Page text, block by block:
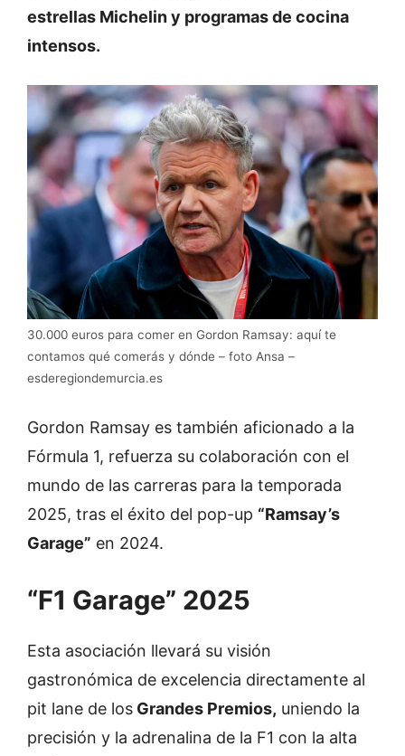
estrellas Michelin y programas de cocina
intensos.
30.000 euros para comer en Gordon Ramsay: aquí te
contamos qué comerás y dónde – foto Ansa –
esderegiondemurcia.es
Gordon Ramsay es también aficionado a la
Fórmula 1, refuerza su colaboración con el
mundo de las carreras para la temporada
2025, tras el éxito del pop-up “Ramsay’s
Garage” en 2024.
“F1 Garage” 2025
Esta asociación llevará su visión
gastronómica de excelencia directamente al
pit lane de los Grandes Premios, uniendo la
precisión y la adrenalina de la F1 con la alta